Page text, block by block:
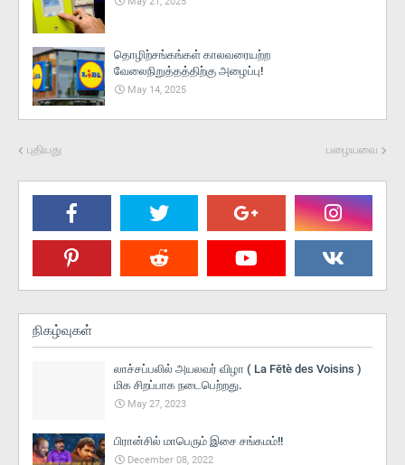
தொழிற்சங்கங்கள் காலவரையற்ற
வேலைநிறுத்தத்திற்கு அழைப்பு!
May 14, 2025
புதியது பழையவை
நிகழ்வுகள்
லாச்சப்பலில் அயலவர் விழா ( La Fētè des Voisins )
மிக சிறப்பாக நடைபெற்றது.
May 27, 2023
பிரான்சில் மாபெரும் இசை சங்கமம்!!
December 08, 2022